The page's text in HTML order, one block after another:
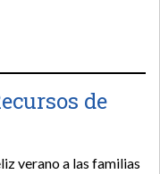
de
verano a las familias